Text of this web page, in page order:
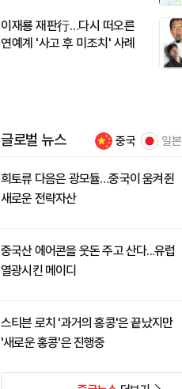
이재룡 재판行…다시 떠오른
연예계 '사고 후 미조치' 사례
글로벌 뉴스 중국 일본
희토류 다음은 광모듈…중국이 움켜쥔
새로운 전략자산
중국산 에어콘을 웃돈 주고 산다...유럽
열광시킨 메이디
스티븐 로치 '과거의 홍콩'은 끝났지만
'새로운 홍콩'은 진행중